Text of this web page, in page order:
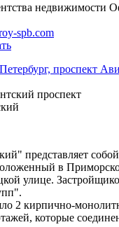
недвижимости
spb.com
проспект
проспект
представляет
в
улице.
2 кирпично-
которые